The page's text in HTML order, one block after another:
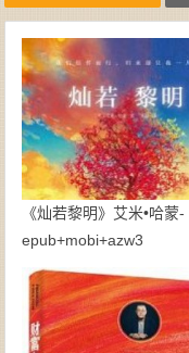
《灿若黎明》艾米•哈蒙-
epub+mobi+azw3